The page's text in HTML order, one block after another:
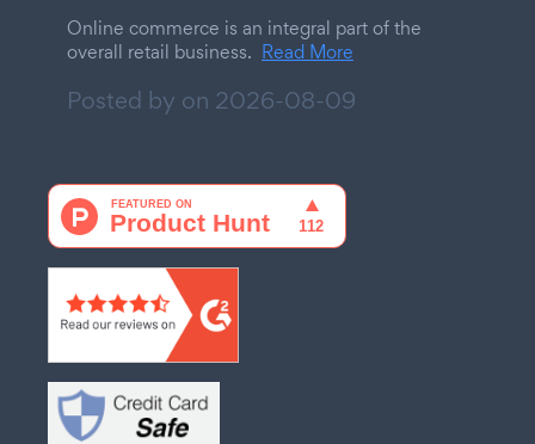
Online commerce is an integral part of the
overall retail business. Read More
Posted by on 2026-08-09